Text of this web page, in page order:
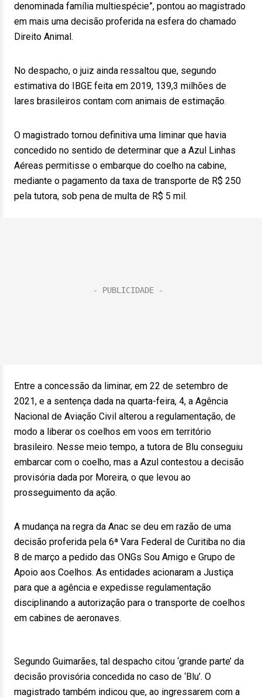
denominada família multiespécie”, pontou ao magistrado
em mais uma decisão proferida na esfera do chamado
Direito Animal.
No despacho, o juiz ainda ressaltou que, segundo
estimativa do IBGE feita em 2019, 139,3 milhões de
lares brasileiros contam com animais de estimação.
O magistrado tornou definitiva uma liminar que havia
concedido no sentido de determinar que a Azul Linhas
Aéreas permitisse o embarque do coelho na cabine,
mediante o pagamento da taxa de transporte de R$ 250
pela tutora, sob pena de multa de R$ 5 mil.
Entre a concessão da liminar, em 22 de setembro de
2021, e a sentença dada na quarta-feira, 4, a Agência
Nacional de Aviação Civil alterou a regulamentação, de
modo a liberar os coelhos em voos em território
brasileiro. Nesse meio tempo, a tutora de Blu conseguiu
embarcar com o coelho, mas a Azul contestou a decisão
provisória dada por Moreira, o que levou ao
prosseguimento da ação.
A mudança na regra da Anac se deu em razão de uma
decisão proferida pela 6ª Vara Federal de Curitiba no dia
8 de março a pedido das ONGs Sou Amigo e Grupo de
Apoio aos Coelhos. As entidades acionaram a Justiça
para que a agência e expedisse regulamentação
disciplinando a autorização para o transporte de coelhos
em cabines de aeronaves.
Segundo Guimarães, tal despacho citou ‘grande parte’ da
decisão provisória concedida no caso de ‘Blu’. O
magistrado também indicou que, ao ingressarem com a